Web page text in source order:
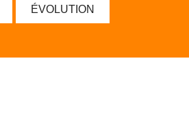
ÉVOLUTION